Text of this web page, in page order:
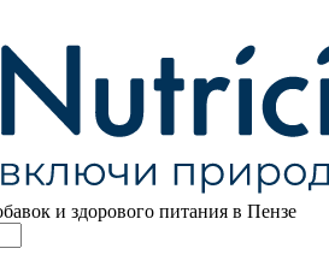
и здорового питания в Пензе